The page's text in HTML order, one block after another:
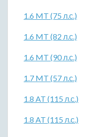
1.6 MT (75 л.с.)
1.6 MT (82 л.с.)
1.6 MT (90 л.с.)
1.7 MT (57 л.с.)
1.8 AT (115 л.с.)
1.8 AT (115 л.с.)